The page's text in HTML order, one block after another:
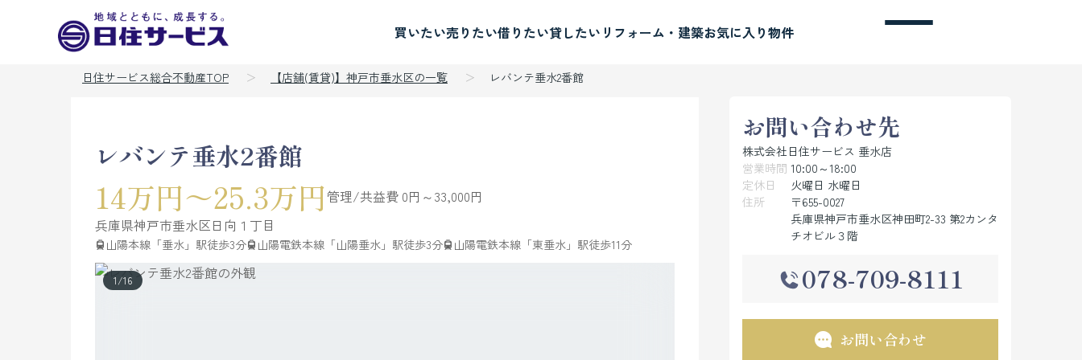
買いたい売りたい借りたい貸したい リフォーム・建築お気に入り物件
日住サービス総合不動産TOP 【店舗(賃貸)】神戸市垂水区の一覧 レバンテ垂水2番館
レバンテ垂水2番館
14万円～25.3万円管理/共益費 0円～33,000円
兵庫県神戸市垂水区日向 １丁目
山陽本線「垂水」駅徒歩3分 山陽電鉄本線「山陽垂水」駅徒歩3分 山陽電鉄本線「東垂水」駅徒歩11分
1/16
お問い合わせ先
株式会社日住サービス 垂水店
営業時間 10:00～18:00
定休日
火曜日 水曜日
住所
〒655-0027
兵庫県神戸市垂水区神田町2-33 第2カンタ
チオビル３階
078-709-8111
お問い合わせ